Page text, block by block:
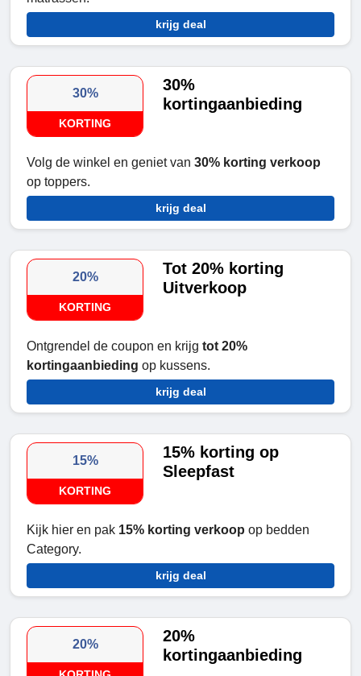
krijg deal
30%
KORTING
30%
kortingaanbieding
Volg de winkel en geniet van 30% korting verkoop
op toppers.
krijg deal
20%
KORTING
Tot 20% korting
Uitverkoop
Ontgrendel de coupon en krijg tot 20%
kortingaanbieding op kussens.
krijg deal
15%
KORTING
15% korting op
Sleepfast
Kijk hier en pak 15% korting verkoop op bedden
Category.
krijg deal
20%
20%
kortingaanbieding